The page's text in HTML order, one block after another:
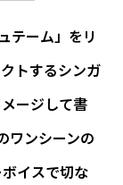
テーム」をリ
トするシンガ
ージして書
ワンシーンの
イスで切な